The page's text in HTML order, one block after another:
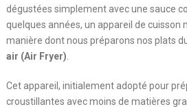
dégustées simplement avec une sauce
quelques années, un appareil de cuisson
manière dont nous préparons nos plats
air (Air Fryer)
Cet appareil, initialement adopté pour
croustillantes avec moins de matières